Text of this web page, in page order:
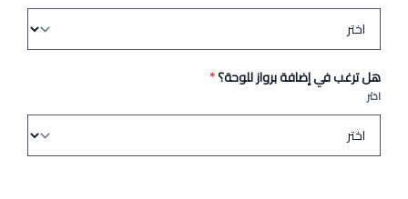
هل ترغب في إضافة برواز للوحة؟*
اختر